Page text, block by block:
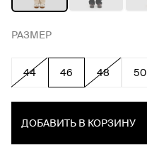
ДОБАВИТЬ В КОРЗИНУ
РАЗМЕР
44 46 48 50